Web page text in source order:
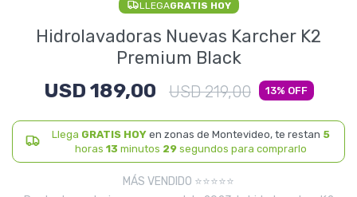
LLEGAGRATIS HOY
Hidrolavadoras Nuevas Karcher K2
Premium Black
USD 189,00 USD 219,00 13
Llega GRATIS HOYen zonas de Montevideo, te restan 5
horas 13 minutos 28segundos para comprarlo
MÁS VENDIDO ⭐⭐⭐⭐⭐
Pequeños electrodomésticos
Hogar y Jardín
Deportes y Tiempo Libre